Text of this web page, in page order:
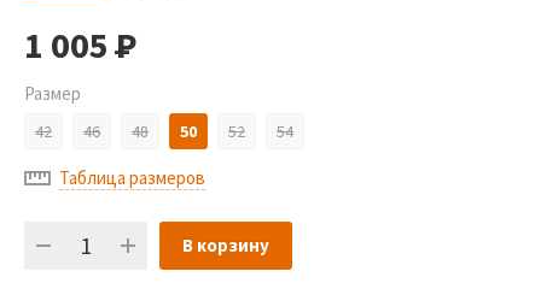
1 005Р
Размер
42 46 48 50 52 54
Таблица размеров
В корзину